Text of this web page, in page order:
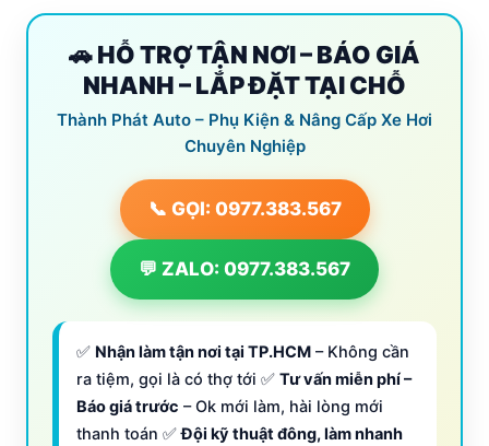
🚗 HỖ TRỢ TẬN NƠI – BÁO GIÁ
NHANH – LẮP ĐẶT TẠI CHỖ
Thành Phát Auto – Phụ Kiện & Nâng Cấp Xe Hơi
Chuyên Nghiệp
📞 GỌI: 0977.383.567
💬 ZALO: 0977.383.567
✅ Nhận làm tận nơi tại TP.HCM – Không cần
ra tiệm, gọi là có thợ tới ✅ Tư vấn miễn phí –
Báo giá trước – Ok mới làm, hài lòng mới
thanh toán ✅Đội kỹ thuật đông, làm nhanh